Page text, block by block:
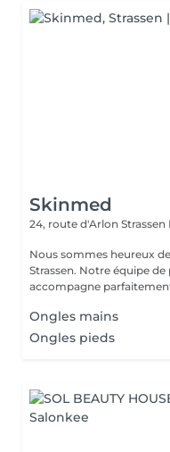
Skinmed
24, route d'Arlon
Nous sommes heureux
Strassen. Notre équipe de professionnels de l'esthétique vous
accompagne
Ongles mains
Ongles pieds